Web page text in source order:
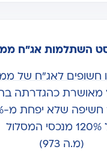
השתלמות אג"ח
חשופים לאג"ח של
מאושרת כהגדרתה
(מ.ה 973)